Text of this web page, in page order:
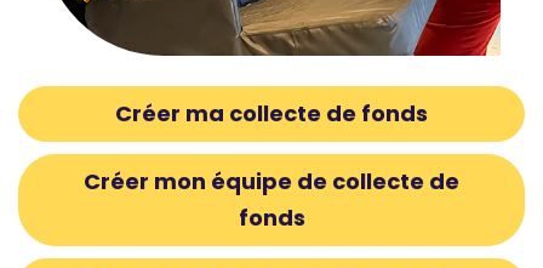
Créer ma collecte de fonds
Créer mon équipe de collecte de
fonds